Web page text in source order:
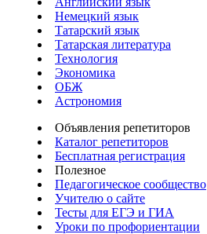
Немецкий язык
Татарский язык
Татарская литература
Технология
Экономика
ОБЖ
Астрономия
Объявления репетиторов
Каталог репетиторов
Бесплатная регистрация
Полезное
Педагогическое сообщество
Учителю о сайте
Тесты для ЕГЭ и ГИА
Уроки по профориентации